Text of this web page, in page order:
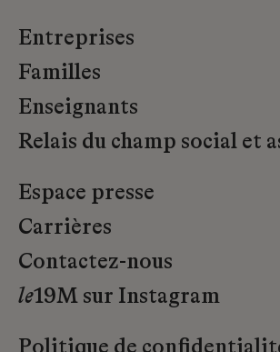
Entreprises
Familles
Enseignants
Relais du champ social et
Espace presse
Carrières
Contactez-nous
le19M sur Instagram